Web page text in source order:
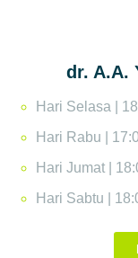
dr. A.A.
Hari Selasa |
Hari Rabu |
Hari Jumat |
Hari Sabtu |